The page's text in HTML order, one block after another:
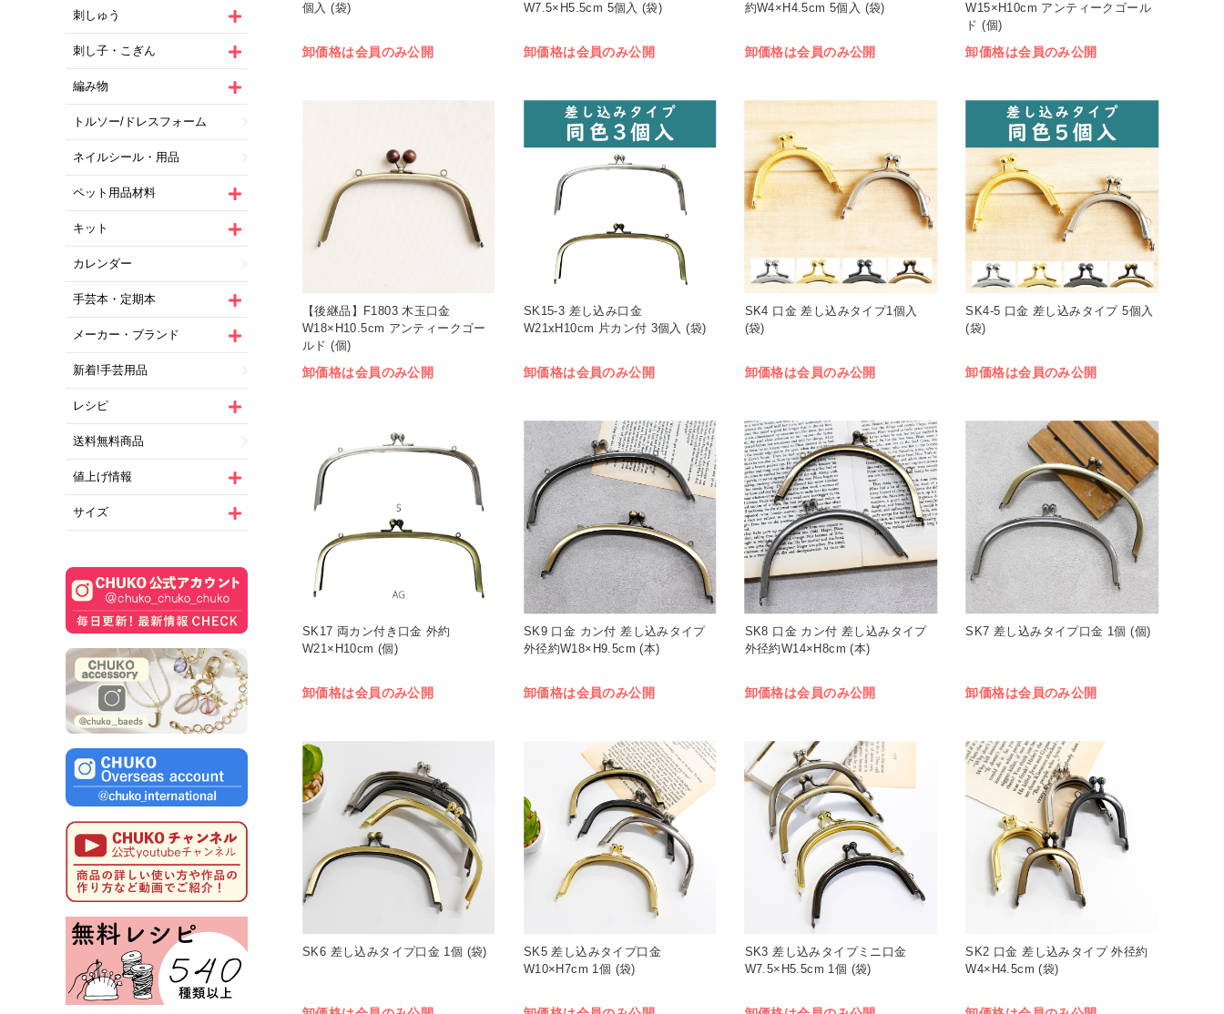
刺しゅう
刺し子・こぎん
編み物
トルソー/ドレスフォーム
ネイルシール・用品
ペット用品材料
キット
カレンダー
手芸本・定期本
メーカー・ブランド
新着!手芸用品
レシピ
送料無料商品
値上げ情報
サイズ
個入 (袋)
卸価格は会員のみ公開
W7.5×H5.5cm 5個入 (袋)
卸価格は会員のみ公開
約W4×H4.5cm 5個入 (袋)
卸価格は会員のみ公開
W15×H10cm アンティークゴール
ド (個)
卸価格は会員のみ公開
【後継品】F1803 木玉口金
W18×H10.5cm アンティークゴー
ルド (個)
卸価格は会員のみ公開
SK15-3 差し込み口金
W21xH10cm 片カン付 3個入 (袋)
卸価格は会員のみ公開
SK4 口金 差し込みタイプ1個入
(袋)
卸価格は会員のみ公開
SK4-5 口金 差し込みタイプ 5個入
(袋)
卸価格は会員のみ公開
SK17 両カン付き口金 外約
W21×H10cm (個)
卸価格は会員のみ公開
SK9 口金 カン付 差し込みタイプ
外径約W18×H9.5cm (本)
卸価格は会員のみ公開
SK8 口金 カン付 差し込みタイプ
外径約W14×H8cm (本)
卸価格は会員のみ公開
SK7 差し込みタイプ口金 1個 (個)
卸価格は会員のみ公開
SK6 差し込みタイプ口金 1個 (袋)
SK5 差し込みタイプ口金
W10×H7cm 1個 (袋)
SK3 差し込みタイプミニ口金
W7.5×H5.5cm 1個 (袋)
SK2 口金 差し込みタイプ 外径約
W4×H4.5cm (袋)